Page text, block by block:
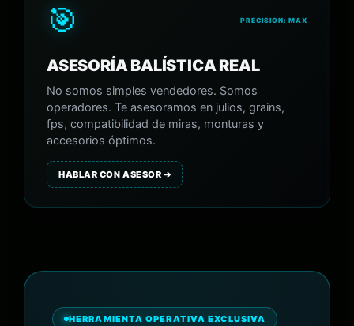
🎯 PRECISION: MAX
ASESORÍA BALÍSTICA REAL
No somos simples vendedores. Somos
operadores. Te asesoramos en julios, grains,
fps, compatibilidad de miras, monturas y
accesorios óptimos.
HABLAR CON ASESOR ➔
HERRAMIENTA OPERATIVA EXCLUSIVA